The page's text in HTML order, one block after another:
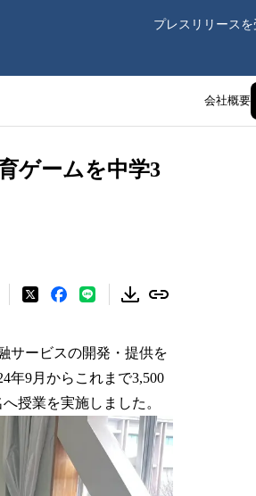
プレスリリース
会社概要
ゲームを中学3
サービスの開発・提供を
年9月からこれまで3,500
授業を実施しました。